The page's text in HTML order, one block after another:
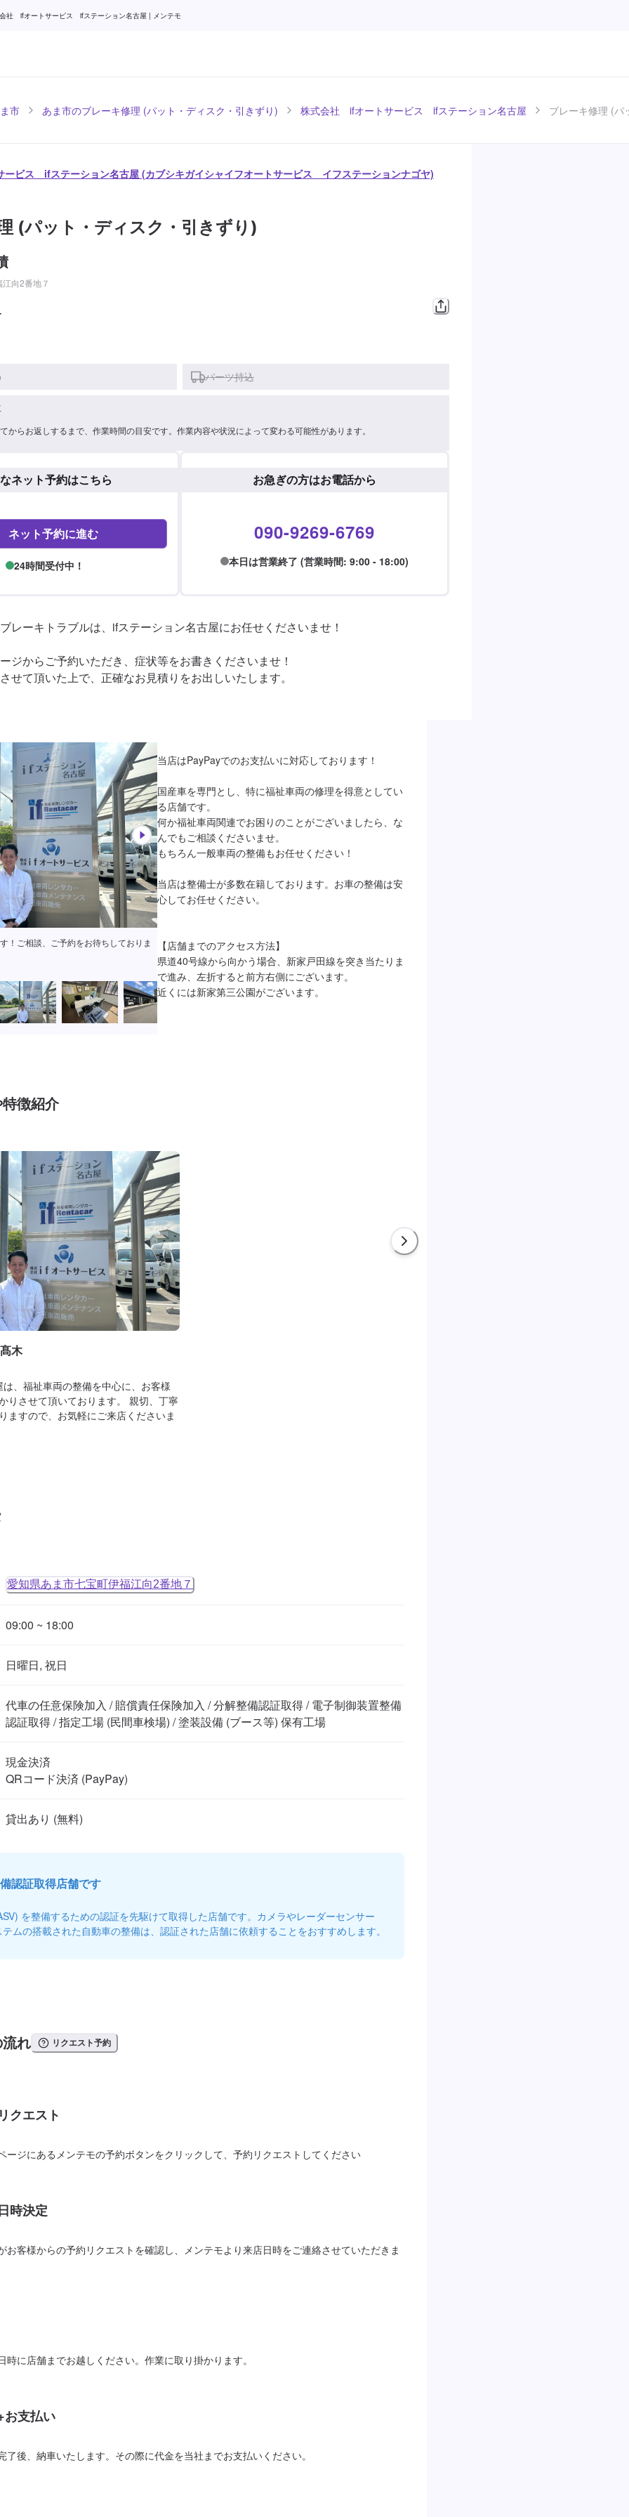
会社 ifオートサービス ifステーション名古屋 | メンテモ
市 あま市のブレーキ修理 (パット・ディスク・引きずり) 株式会社 ifオートサービス ifステーション名古屋 ブレーキ修理 (パ
ビス ifステーション名古屋 (カブシキガイシャイフオートサービス イフステーションナゴヤ)
(パット・ディスク・引きずり)
向2番地７
パーツ持込
からお返しするまで、作業時間の目安です。作業内容や状況によって変わる可能性があります。
ネット予約はこちら
ネット予約に進む
24時間受付中！
お急ぎの方はお電話から
090-9269-6769
本日は営業終了 (営業時間: 9:00 - 18:00)
レーキトラブルは、ifステーション名古屋にお任せくださいませ！
ジからご予約いただき、症状等をお書きくださいませ！
手続きを致します。
当店はPayPayでのお支払いに対応しております！
国産車を専門とし、特に福祉車両の修理を得意としてい
る店舗です。
何か福祉車両関連でお困りのことがございましたら、な
んでもご相談くださいませ。
もちろん一般車両の整備もお任せください！
当店は整備士が多数在籍しております。お車の整備は安
心してお任せください。
【店舗までのアクセス方法】
県道40号線から向かう場合、新家戸田線を突き当たりま
で進み、左折すると前方右側にございます。
近くには新家第三公園がございます。
徴紹介
木
、福祉車両の整備を中心に、お客様
りさせて頂いております。 親切、丁寧
ますので、お気軽にご来店くださいま
愛知県あま市七宝町伊福江向2番地７
09:00 ~ 18:00
日曜日, 祝日
代車の任意保険加入 / 賠償責任保険加入 / 分解整備認証取得 / 電子制御装置整備
認証取得 / 指定工場 (民間車検場) / 塗装設備 (ブース等) 保有工場
現金決済
QRコード決済 (PayPay)
認証取得店舗です
を整備するための認証を先駆けて取得した店舗です。カメラやレーダーセンサー
ムの搭載された自動車の整備は、認証された店舗に依頼することをおすすめします。
れ リクエスト予約
クエスト
ージにあるメンテモの予約ボタンをクリックして、予約リクエストしてください
時決定
お客様からの予約リクエストを確認し、メンテモより来店日時をご連絡させていただきま
時に店舗までお越しください。作業に取り掛かります。
お支払い
了後、納車いたします。その際に代金を当社までお支払いください。